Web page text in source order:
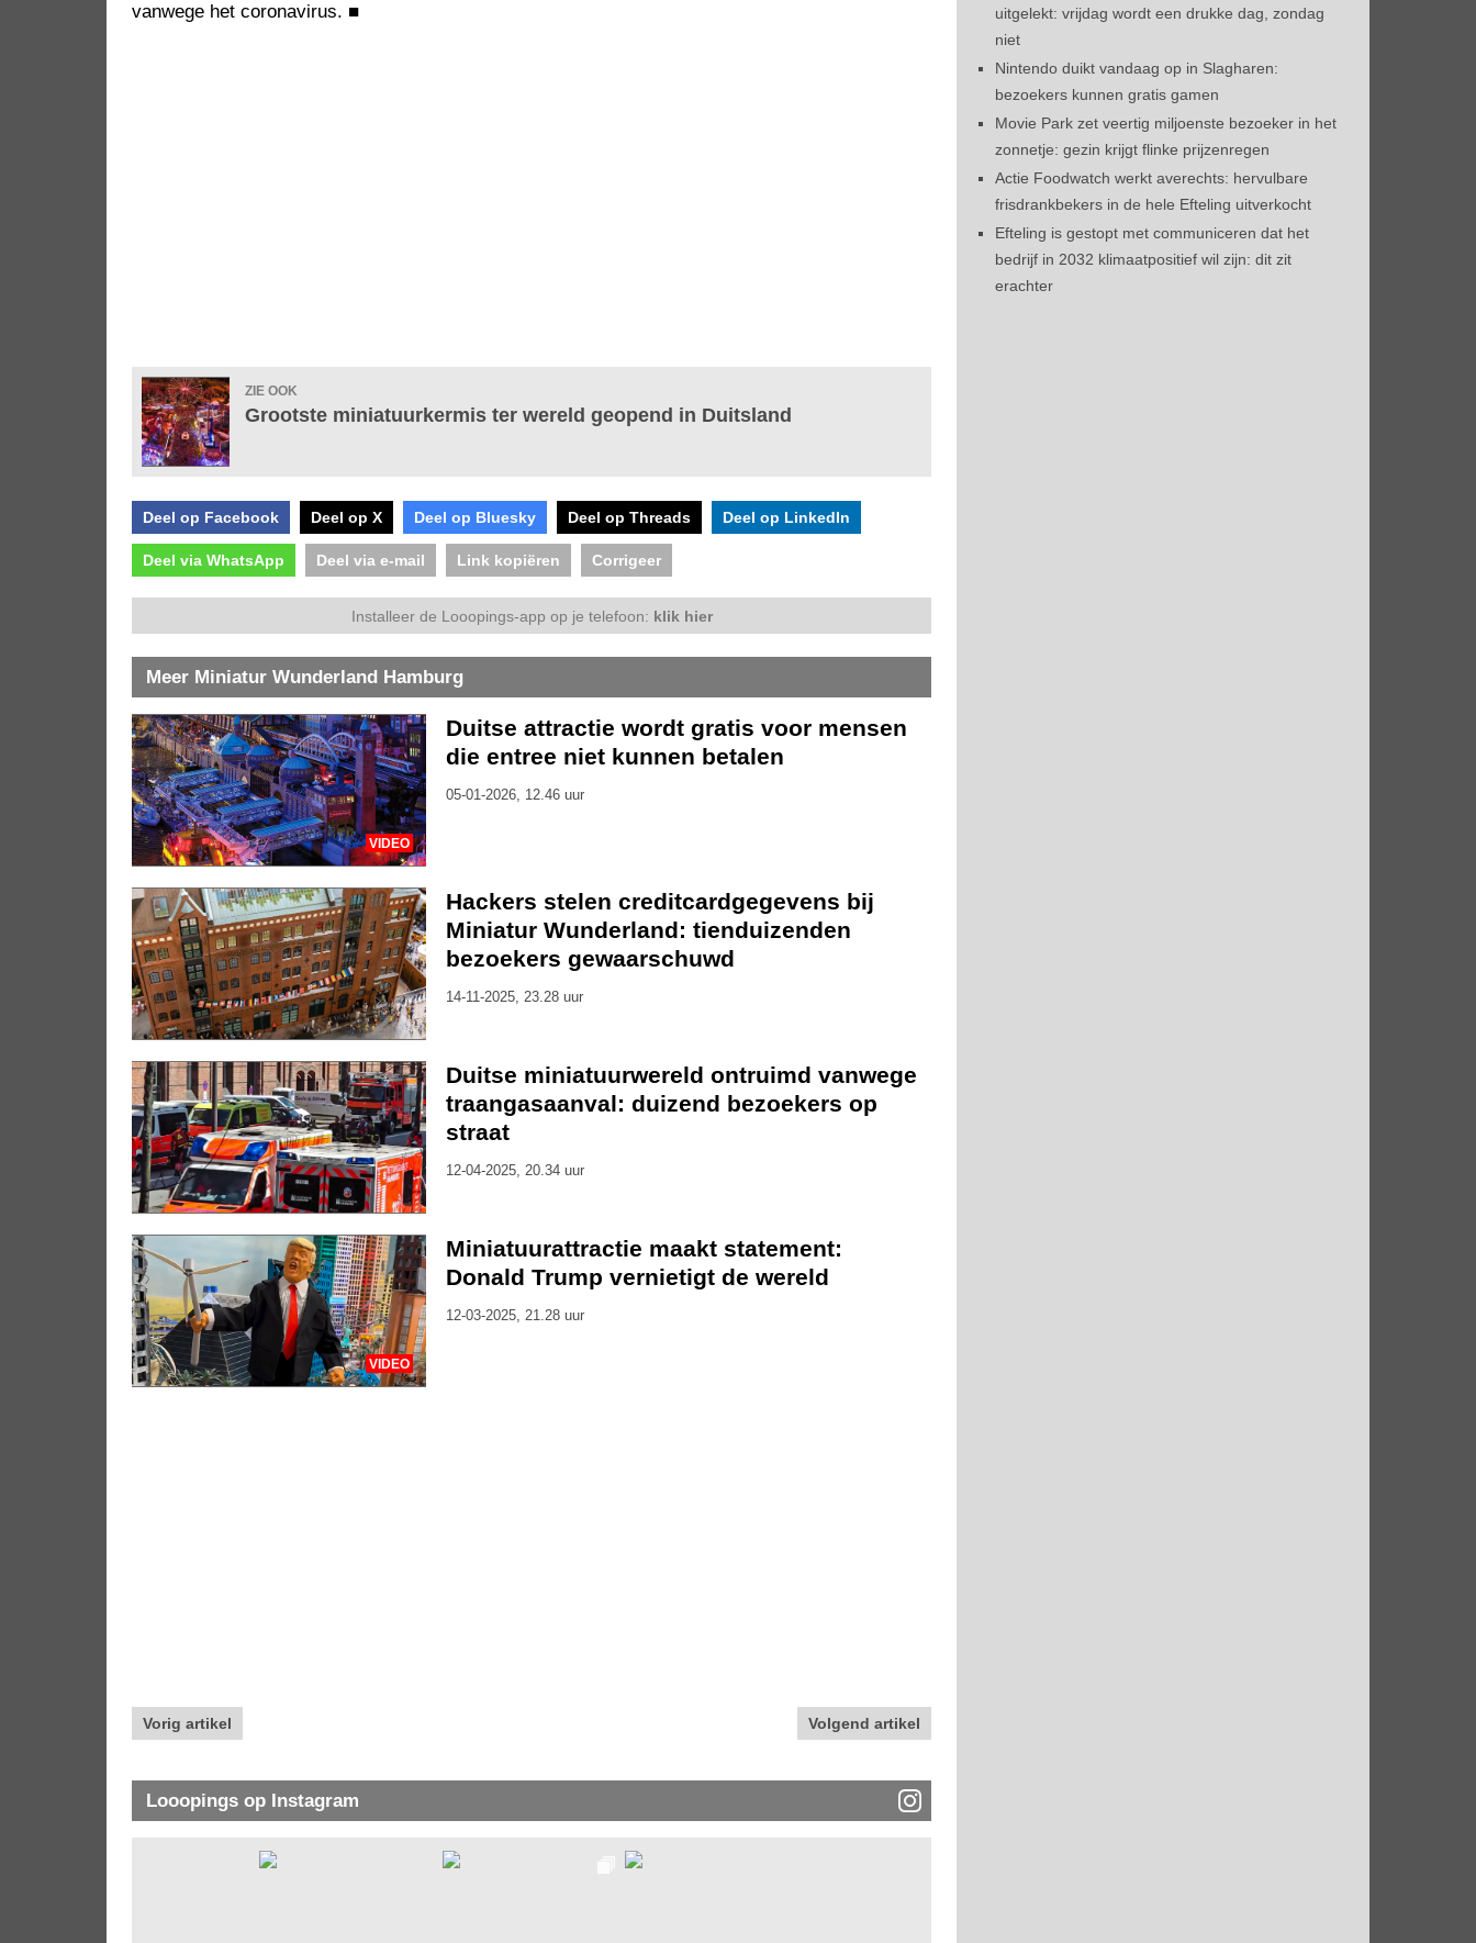
vanwege het coronavirus. ■
ZIE OOK
Grootste miniatuurkermis ter wereld geopend in Duitsland
Deel op Facebook Deel op X Deel op Bluesky Deel op Threads Deel op LinkedIn
Deel via WhatsApp Deel via e-mail Link kopiëren Corrigeer
Installeer de Looopings-app op je telefoon: klik hier
Meer Miniatur Wunderland Hamburg
VIDEO
Duitse attractie wordt gratis voor mensen
die entree niet kunnen betalen
05-01-2026, 12.46 uur
Hackers stelen creditcardgegevens bij
Miniatur Wunderland: tienduizenden
bezoekers gewaarschuwd
14-11-2025, 23.28 uur
Duitse miniatuurwereld ontruimd vanwege
traangasaanval: duizend bezoekers op
straat
12-04-2025, 20.34 uur
VIDEO
Miniatuurattractie maakt statement:
Donald Trump vernietigt de wereld
12-03-2025, 21.28 uur
Vorig artikel Volgend artikel
Looopings op Instagram
uitgelekt: vrijdag wordt een drukke dag, zondag
niet
Nintendo duikt vandaag op in Slagharen:
bezoekers kunnen gratis gamen
Movie Park zet veertig miljoenste bezoeker in het
zonnetje: gezin krijgt flinke prijzenregen
Actie Foodwatch werkt averechts: hervulbare
frisdrankbekers in de hele Efteling uitverkocht
Efteling is gestopt met communiceren dat het
bedrijf in 2032 klimaatpositief wil zijn: dit zit
erachter